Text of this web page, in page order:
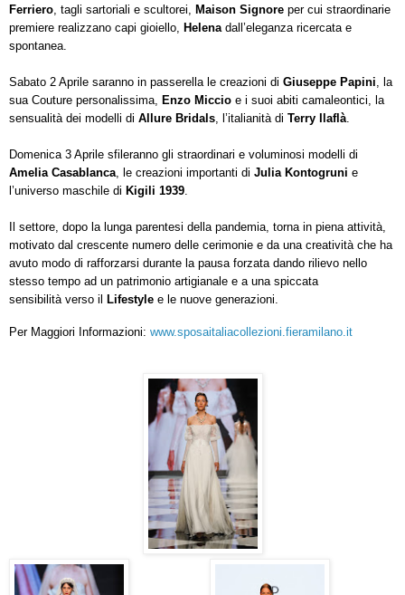
Ferriero, tagli sartoriali e scultorei, Maison Signore per cui straordinarie
premiere realizzano capi gioiello, Helena dall’eleganza ricercata e
spontanea.
Sabato 2 Aprile saranno in passerella le creazioni di Giuseppe Papini, la
sua Couture personalissima, Enzo Miccio e i suoi abiti camaleontici, la
sensualità dei modelli di Allure Bridals, l’italianità di Terry Ilaflà.
Domenica 3 Aprile sfileranno gli straordinari e voluminosi modelli di
Amelia Casablanca, le creazioni importanti di Julia Kontogruni e
l’universo maschile di Kigili 1939.
Il settore, dopo la lunga parentesi della pandemia, torna in piena attività,
motivato dal crescente numero delle cerimonie e da una creatività che ha
avuto modo di rafforzarsi durante la pausa forzata dando rilievo nello
stesso tempo ad un patrimonio artigianale e a una spiccata
sensibilità verso il
Lifestyle e le nuove generazioni.
Per Maggiori Informazioni: www.sposaitaliacollezioni.fieramilano.it